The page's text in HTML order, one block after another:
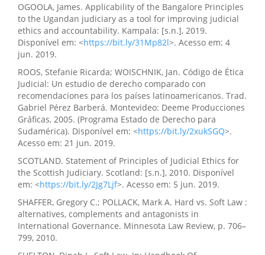
OGOOLA, James. Applicability of the Bangalore Principles
to the Ugandan judiciary as a tool for improving judicial
ethics and accountability. Kampala: [s.n.], 2019.
Disponível em: <https://bit.ly/31Mp82l>. Acesso em: 4
jun. 2019.
ROOS, Stefanie Ricarda; WOISCHNIK, Jan. Código de Ética
Judicial: Un estudio de derecho comparado con
recomendaciones para los países latinoamericanos. Trad.
Gabriel Pérez Barberá. Montevideo: Deeme Producciones
Gráficas, 2005. (Programa Estado de Derecho para
Sudamérica). Disponível em: <https://bit.ly/2xukSGQ>.
Acesso em: 21 jun. 2019.
SCOTLAND. Statement of Principles of Judicial Ethics for
the Scottish Judiciary. Scotland: [s.n.], 2010. Disponível
em: <https://bit.ly/2Jg7Ljf>. Acesso em: 5 jun. 2019.
SHAFFER, Gregory C.; POLLACK, Mark A. Hard vs. Soft Law :
alternatives, complements and antagonists in
International Governance. Minnesota Law Review, p. 706–
799, 2010.